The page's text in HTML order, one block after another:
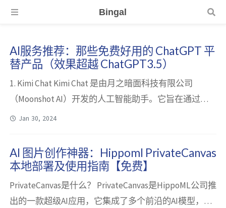
Bingal
AI服务推荐：那些免费好用的 ChatGPT 平
替产品（效果超越 ChatGPT3.5）
1. Kimi Chat Kimi Chat 是由月之暗面科技有限公司
（Moonshot AI）开发的人工智能助手。它旨在通过自
然语言处理（NLP）技术，为用户提供安全、有帮助和
对话能力、文件处理功能、互联网搜索能力以及对用户
隐私的重视。 平台支持：网页访问、手机 app、微信小
Jan 30, 2024
AI 图片创作神器：Hippoml PrivateCanvas
本地部署及使用指南【免费】
PrivateCanvas是什么？ PrivateCanvas是HippoML公司推
出的一款超级AI应用，它集成了多个前沿的AI模型，包